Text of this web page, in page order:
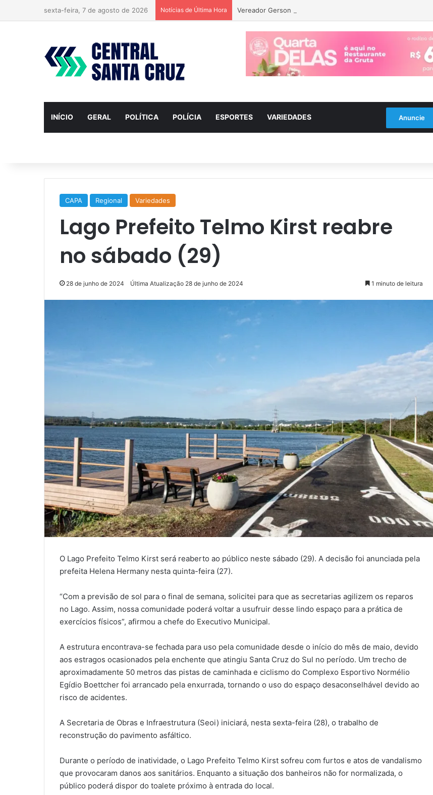
sexta-feira, 7 de agosto de 2026 Notícias de Última Hora Vereador Gerson Vargas solicita poda de tipuanas para
INÍCIO GERAL POLÍTICA POLÍCIA ESPORTES VARIEDADES Anuncie
CAPA Regional Variedades
Lago Prefeito Telmo Kirst reabre
no sábado (29)
28 de junho de 2024 Última Atualização 28 de junho de 2024 1 minuto de leitura
O Lago Prefeito Telmo Kirst será reaberto ao público neste sábado (29). A decisão foi anunciada pela
prefeita Helena Hermany nesta quinta-feira (27).
“Com a previsão de sol para o final de semana, solicitei para que as secretarias agilizem os reparos
no Lago. Assim, nossa comunidade poderá voltar a usufruir desse lindo espaço para a prática de
exercícios físicos”, afirmou a chefe do Executivo Municipal.
A estrutura encontrava-se fechada para uso pela comunidade desde o início do mês de maio, devido
aos estragos ocasionados pela enchente que atingiu Santa Cruz do Sul no período. Um trecho de
aproximadamente 50 metros das pistas de caminhada e ciclismo do Complexo Esportivo Normélio
Egídio Boettcher foi arrancado pela enxurrada, tornando o uso do espaço desaconselhável devido ao
risco de acidentes.
A Secretaria de Obras e Infraestrutura (Seoi) iniciará, nesta sexta-feira (28), o trabalho de
reconstrução do pavimento asfáltico.
Durante o período de inatividade, o Lago Prefeito Telmo Kirst sofreu com furtos e atos de vandalismo
que provocaram danos aos sanitários. Enquanto a situação dos banheiros não for normalizada, o
público poderá dispor do toalete próximo à entrada do local.